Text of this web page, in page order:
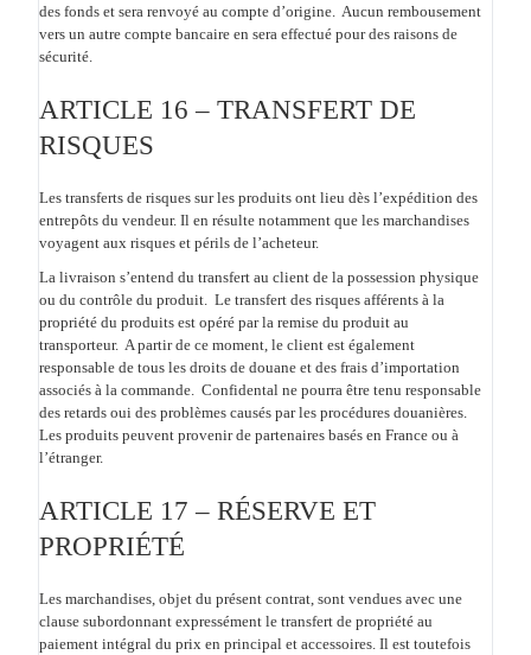
des fonds et sera renvoyé au compte d’origine. Aucun rembousement
vers un autre compte bancaire en sera effectué pour des raisons de
sécurité.
ARTICLE 16 – TRANSFERT DE
RISQUES
Les transferts de risques sur les produits ont lieu dès l’expédition des
entrepôts du vendeur. Il en résulte notamment que les marchandises
voyagent aux risques et périls de l’acheteur.
La livraison s’entend du transfert au client de la possession physique
ou du contrôle du produit. Le transfert des risques afférents à la
propriété du produits est opéré par la remise du produit au
transporteur. A partir de ce moment, le client est également
responsable de tous les droits de douane et des frais d’importation
associés à la commande. Confidental ne pourra être tenu responsable
des retards oui des problèmes causés par les procédures douanières.
Les produits peuvent provenir de partenaires basés en France ou à
l’étranger.
ARTICLE 17 – RÉSERVE ET
PROPRIÉTÉ
Les marchandises, objet du présent contrat, sont vendues avec une
clause subordonnant expressément le transfert de propriété au
paiement intégral du prix en principal et accessoires. Il est toutefois